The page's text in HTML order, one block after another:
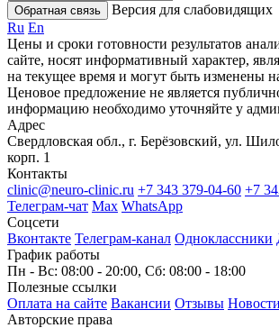
Обратная связь
Версия для слабовидящих
Ru En
Цены и сроки готовности результатов
сайте, носят информативный характер,
на текущее время и могут быть изменены
Ценовое предложение не является
информацию необходимо уточняйте у
Адрес
Свердловская обл., г. Берёзовский, ул.
корп. 1
Контакты
clinic@neuro-clinic.ru +7 343 379-04-60 +7
Телеграм-чат Max WhatsApp
Соцсети
Вконтакте Телеграм-канал Одноклассники
График работы
Пн - Вс: 08:00 - 20:00, Сб: 08:00 - 18:00
Полезные ссылки
Оплата на сайте Вакансии Отзывы Новости
Авторские права